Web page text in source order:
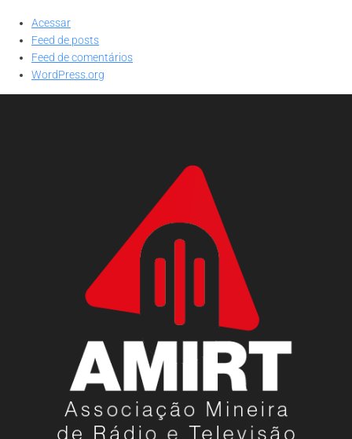
Acessar
Feed de posts
Feed de comentários
WordPress.org